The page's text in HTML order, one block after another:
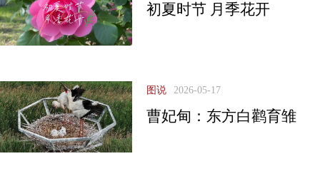
初夏时节 月季花开
图说 2026-05-17
曹妃甸：东方白鹳育雏